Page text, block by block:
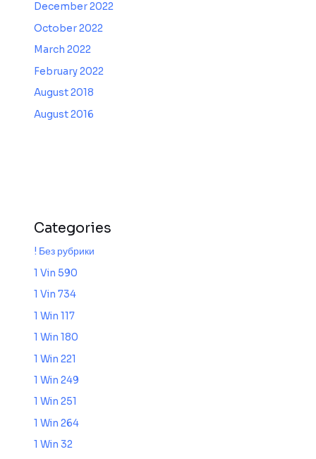
December 2022
October 2022
March 2022
February 2022
August 2018
August 2016
Categories
! Без рубрики
1 Vin 590
1 Vin 734
1 Win 117
1 Win 180
1 Win 221
1 Win 249
1 Win 251
1 Win 264
1 Win 32